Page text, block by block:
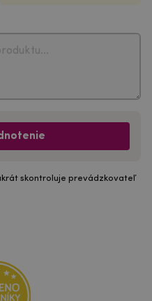
skontroluje prevádzkovateľ